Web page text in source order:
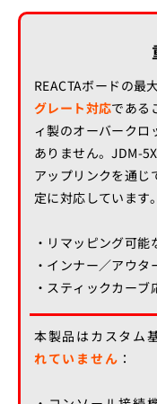
REACTAボードの最
グレート対応である
ィ製のオーバーク
ありません。JDM-
アップリンクを通じ
定に対応しています。
・リマッピング可能
・インナー／アウ
・スティックカー
本製品はカスタム
れていません ：